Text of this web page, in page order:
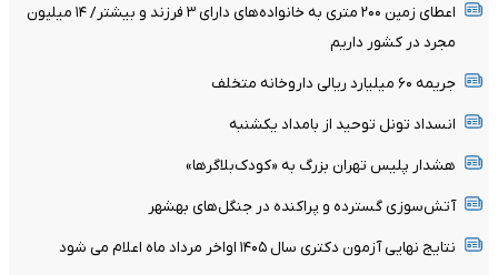
اعطای زمین ۲۰۰ متری به خانواده‌های دارای ۳ فرزند و بیشتر/ ۱۴ میلیون
مجرد در کشور داریم
جریمه ۶۰ میلیارد ریالی داروخانه متخلف
انسداد تونل توحید از بامداد یکشنبه
هشدار پلیس تهران بزرگ به «کودک‌بلاگرها»
آتش‌سوزی گسترده و پراکنده در جنگل‌های بهشهر
نتایج نهایی آزمون دکتری سال ۱۴۰۵ اواخر مرداد ماه اعلام می شود